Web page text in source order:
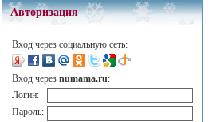
Авторизация
Вход через социальную сеть:
Вход через numama.ru:
Логин:
Пароль: